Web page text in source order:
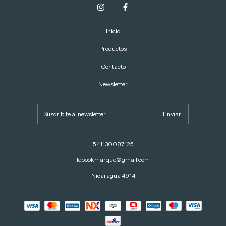
Inicio
Productos
Contacto
Newsletter
541130087125
lebookmarque@gmail.com
Nicaragua 4914